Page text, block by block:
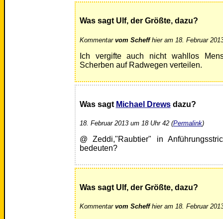
Was sagt Ulf, der Größte, dazu?
Kommentar vom Scheffhier am 18. Februar
Ich vergifte auch nicht wahllos
Scherben auf Radwegen verteilen.
Was sagt Michael Drewsdazu?
18. Februar 2013 um 18 Uhr 42 (Permalink)
@ Zeddi,"Raubtier" in
bedeuten?
Was sagt Ulf, der Größte, dazu?
Kommentar vom Scheffhier am 18. Februar